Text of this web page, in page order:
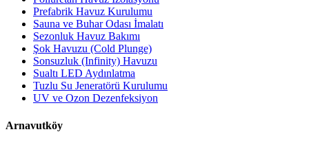
Prefabrik Havuz Kurulumu
Sauna ve Buhar Odası İmalatı
Sezonluk Havuz Bakımı
Şok Havuzu (Cold Plunge)
Sonsuzluk (Infinity) Havuzu
Sualtı LED Aydınlatma
Tuzlu Su Jeneratörü Kurulumu
UV ve Ozon Dezenfeksiyon
Arnavutköy